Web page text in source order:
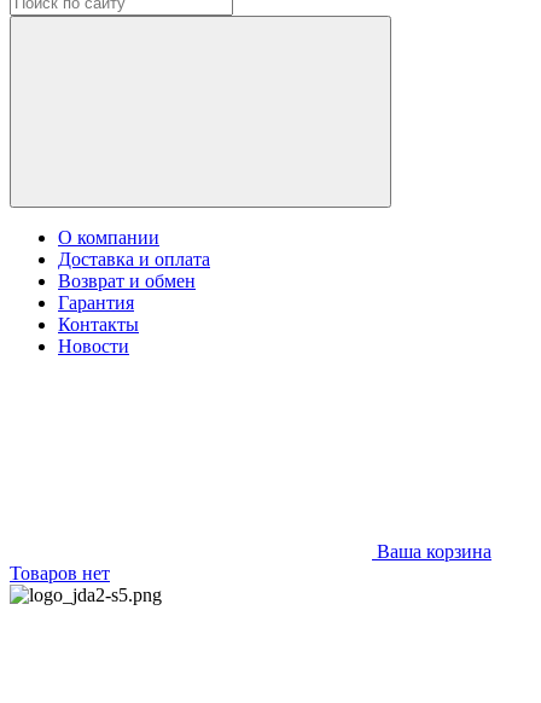
О компании
Доставка и оплата
Возврат и обмен
Гарантия
Контакты
Новости
Ваша корзина
Товаров нет